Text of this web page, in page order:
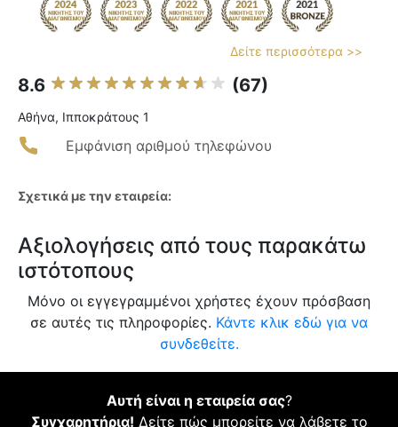
Δείτε περισσότερα >>
8.6 (67)
Αθήνα, Ιπποκράτους 1
Εμφάνιση αριθμού τηλεφώνου
Σχετικά με την εταιρεία:
Αξιολογήσεις από τους παρακάτω
ιστότοπους
Μόνο οι εγγεγραμμένοι χρήστες έχουν πρόσβαση
σε αυτές τις πληροφορίες. Κάντε κλικ εδώ για να
συνδεθείτε.
Αυτή είναι η εταιρεία σας?
Συγχαρητήρια! Δείτε πώς μπορείτε να λάβετε το